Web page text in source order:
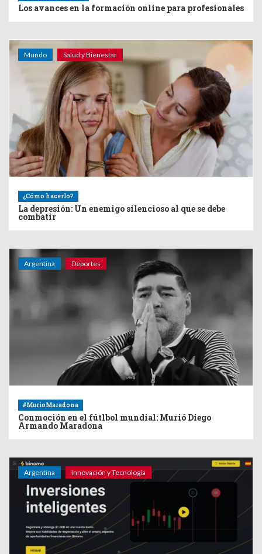
Los avances en la formación online para profesionales
Mundo Salud y Bienestar
¿Cómo hacerlo?
La depresión: Un enemigo silencioso al que se debe
combatir
Argentina Deportes
#MurioMaradona
Conmoción en el fútlbol mundial: Murió Diego
Armando Maradona
Argentina Innovación y Tecnología